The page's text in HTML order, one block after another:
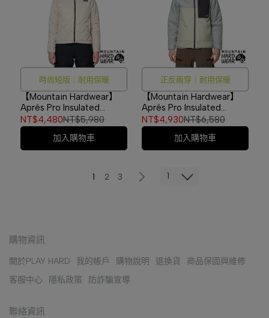
時尚短版｜耐用保暖
【Mountain Hardwear】
Aprés Pro Insulated
Hooded Jacket W 化纖連
帽外套 女款 化石 #2131811
NT$4,480NT$5,980
加入購物車
正反兩穿｜耐用保暖
【Mountain Hardwear】
Aprés Pro Insulated
Hooded Jacket 雙面化纖
連帽外套 男款 鼠尾草白/深
灰/黑 #2131801
NT$4,930NT$6,580
加入購物車
1 2 3 1
購物資訊
關於PLAY HARD 我的帳戶 購物說明 退換貨
商品保固與維修
客服中心
隱私政策 防詐騙宣導
聯絡資訊